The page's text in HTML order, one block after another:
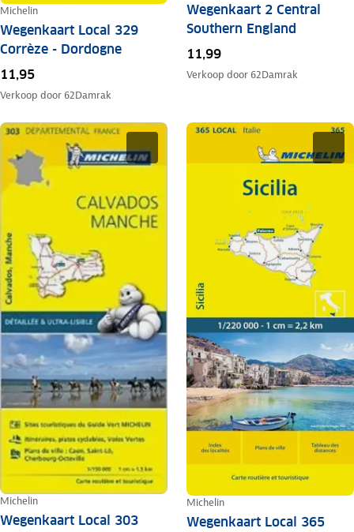
Michelin
Wegenkaart Local 329
Corrèze - Dordogne
11,95
Verkoop door 62Damrak
Wegenkaart 2 Central
Southern England
11,99
Verkoop door 62Damrak
Michelin
Wegenkaart Local 303
Michelin
Wegenkaart Local 365